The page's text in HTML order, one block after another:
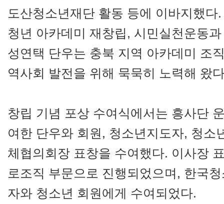
도산청소년재단 활동 등에 이바지했
청년 아카데미 재창립, 시민실천운동
성연택 단우는 충북 지역 아카데미 조
역사회 발전을 위해 묵묵히 노력해 왔
창립 기념 포상 수여식에서는 흥사단
여한 단우와 회원, 청소년지도자, 청소
체협의회장 표창을 수여했다. 이사장
로조직 부문으로 진행되었으며, 한국
자와 청소년 회원에게 수여되었다.